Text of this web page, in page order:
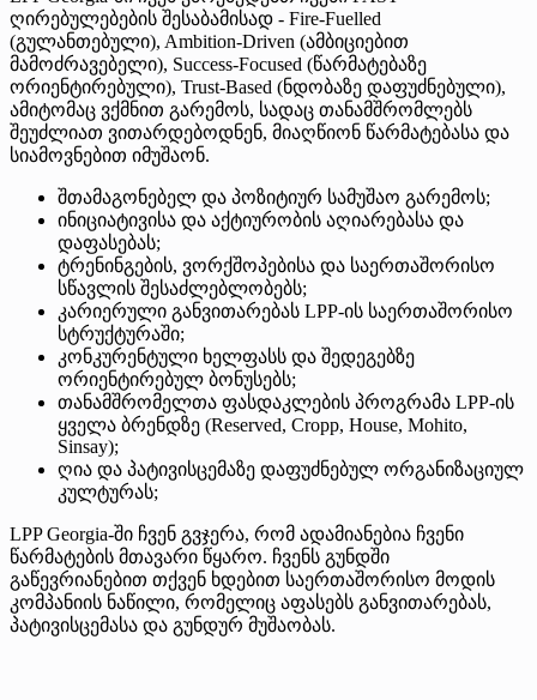
ღირებულებების შესაბამისად - Fire-Fuelled
(გულანთებული), Ambition-Driven (ამბიციებით
მამოძრავებელი), Success-Focused (წარმატებაზე
ორიენტირებული), Trust-Based (ნდობაზე დაფუძნებული),
ამიტომაც ვქმნით გარემოს, სადაც თანამშრომლებს
შეუძლიათ ვითარდებოდნენ, მიაღწიონ წარმატებასა და
სიამოვნებით იმუშაონ.
შთამაგონებელ და პოზიტიურ სამუშაო გარემოს;
ინიციატივისა და აქტიურობის აღიარებასა და
დაფასებას;
ტრენინგების, ვორქშოპებისა და საერთაშორისო
სწავლის შესაძლებლობებს;
კარიერული განვითარებას LPP-ის საერთაშორისო
სტრუქტურაში;
კონკურენტული ხელფასს და შედეგებზე
ორიენტირებულ ბონუსებს;
თანამშრომელთა ფასდაკლების პროგრამა LPP-ის
ყველა ბრენდზე (Reserved, Cropp, House, Mohito,
Sinsay);
ღია და პატივისცემაზე დაფუძნებულ ორგანიზაციულ
კულტურას;
LPP Georgia-ში ჩვენ გვჯერა, რომ ადამიანებია ჩვენი
წარმატების მთავარი წყარო. ჩვენს გუნდში
გაწევრიანებით თქვენ ხდებით საერთაშორისო მოდის
კომპანიის ნაწილი, რომელიც აფასებს განვითარებას,
პატივისცემასა და გუნდურ მუშაობას.